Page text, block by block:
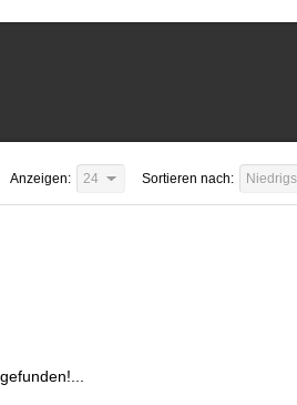
Sortieren nach:
Anzeigen: 24